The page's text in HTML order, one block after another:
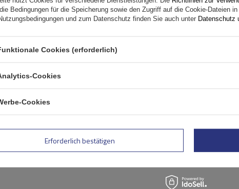
Bedingungen für die Speicherung sowie den Zugriff auf die Cookie-Dateien
und zum Datenschutz finden Sie auch unter Datenschutz
Cookies (erforderlich)
Cookies
Cookies
Erforderlich bestätigen